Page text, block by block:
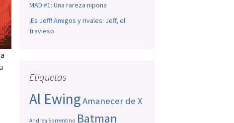
MAD #1: Una rareza nipona
¡Es Jeff! Amigos y rivales: Jeff, el
travieso
Etiquetas
Al EwingAmanecer de X
Andrea Sorrentino Batman